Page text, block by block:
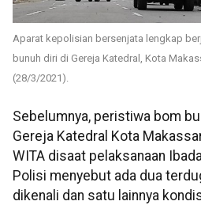
Aparat kepolisian bersenjata lengkap
bunuh diri di Gereja Katedral, Kota
(28/3/2021).
Sebelumnya, peristiwa bom
Gereja Katedral Kota
WITA disaat pelaksanaan
Polisi menyebut ada dua
dikenali dan satu lainnya